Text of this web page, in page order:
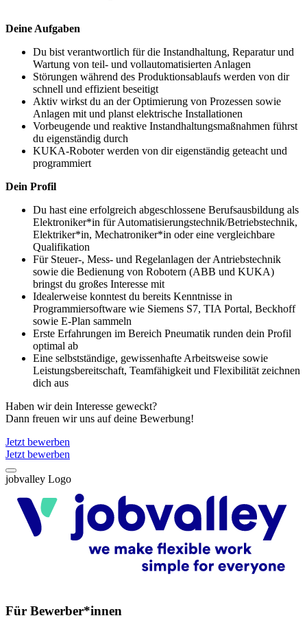
Deine Aufgaben
Du bist verantwortlich für die Instandhaltung, Reparatur und
Wartung von teil- und vollautomatisierten Anlagen
Störungen während des Produktionsablaufs werden von dir
schnell und effizient beseitigt
Aktiv wirkst du an der Optimierung von Prozessen sowie
Anlagen mit und planst elektrische Installationen
Vorbeugende und reaktive Instandhaltungsmaßnahmen führst
du eigenständig durch
KUKA-Roboter werden von dir eigenständig geteacht und
programmiert
Dein Profil
Du hast eine erfolgreich abgeschlossene Berufsausbildung als
Elektroniker*in für Automatisierungstechnik/Betriebstechnik,
Elektriker*in, Mechatroniker*in oder eine vergleichbare
Qualifikation
Für Steuer-, Mess- und Regelanlagen der Antriebstechnik
sowie die Bedienung von Robotern (ABB und KUKA)
bringst du großes Interesse mit
Idealerweise konntest du bereits Kenntnisse in
Programmiersoftware wie Siemens S7, TIA Portal, Beckhoff
sowie E-Plan sammeln
Erste Erfahrungen im Bereich Pneumatik runden dein Profil
optimal ab
Eine selbstständige, gewissenhafte Arbeitsweise sowie
Leistungsbereitschaft, Teamfähigkeit und Flexibilität zeichnen
dich aus
Haben wir dein Interesse geweckt?
Dann freuen wir uns auf deine Bewerbung!
Jetzt bewerben
Jetzt bewerben
jobvalley Logo
Für Bewerber*innen